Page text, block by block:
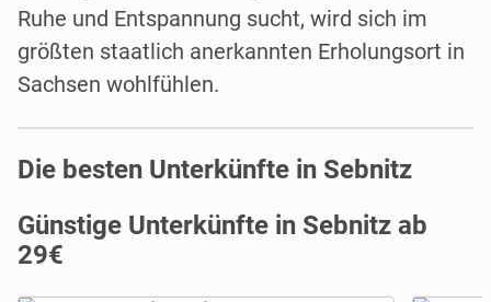
Ruhe und Entspannung sucht, wird sich im
größten staatlich anerkannten Erholungsort in
Sachsen wohlfühlen.
Die besten Unterkünfte in Sebnitz
Günstige Unterkünfte in Sebnitz ab
29€